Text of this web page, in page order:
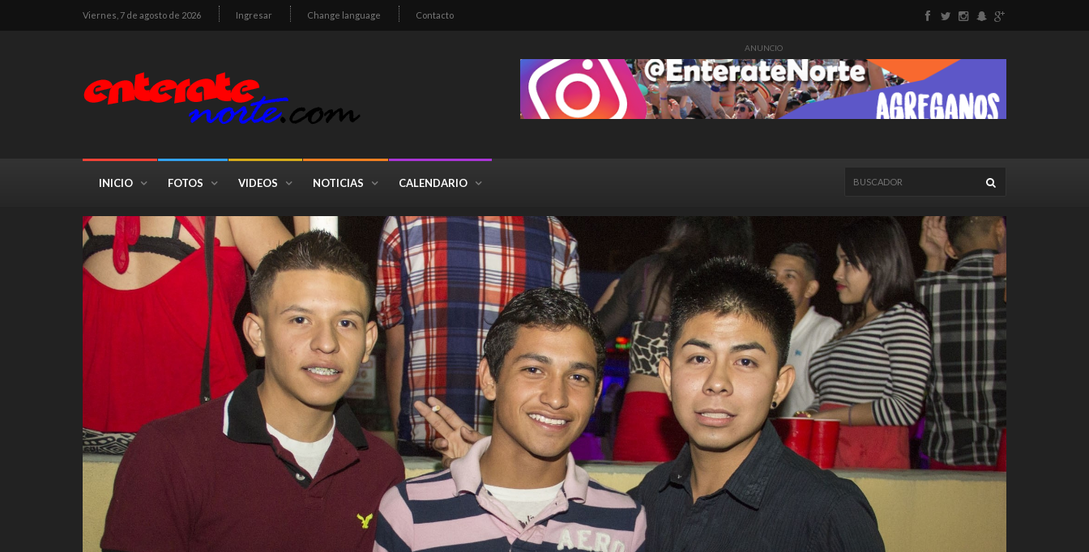
Viernes, 7 de agosto de 2026 Ingresar Change language Contacto
ANUNCIO
INICIO FOTOS VIDEOS NOTICIAS CALENDARIO